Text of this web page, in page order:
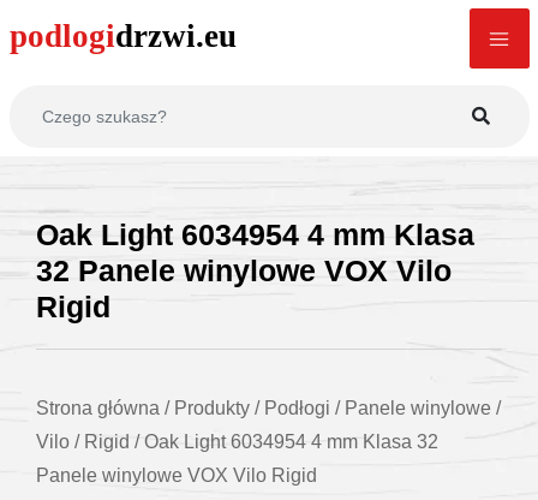
Oak Light 6034954 4 mm Klasa
32 Panele winylowe VOX Vilo
Rigid
Strona główna / Produkty / Podłogi / Panele winylowe /
Vilo / Rigid /Oak Light 6034954 4 mm Klasa 32
Panele winylowe VOX Vilo Rigid